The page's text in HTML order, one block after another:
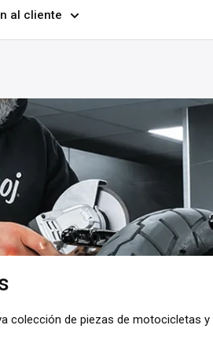
al cliente
colección de piezas de motocicletas